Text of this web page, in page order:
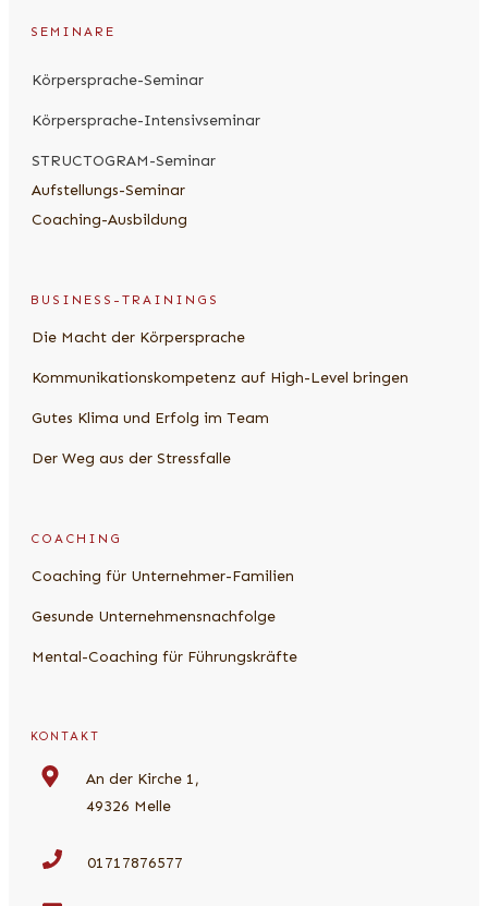
SEMINARE
Körpersprache-Seminar
Körpersprache-Intensivseminar
STRUCTOGRAM-Seminar
Aufstellungs-Seminar
Coaching-Ausbildung
BUSINESS-TRAININGS
Die Macht der Körpersprache
Kommunikationskompetenz auf High-Level bringen
Gutes Klima und Erfolg im Team
Der Weg aus der Stressfalle
COACHING
Coaching für Unternehmer-Familien
Gesunde Unternehmensnachfolge
Mental-Coaching für Führungskräfte
KONTAKT
An der Kirche 1,
49326 Melle
01717876577